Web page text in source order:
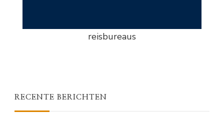
reisbureaus
RECENTE BERICHTEN